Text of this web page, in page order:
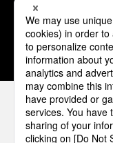
1 2
パナソニッ